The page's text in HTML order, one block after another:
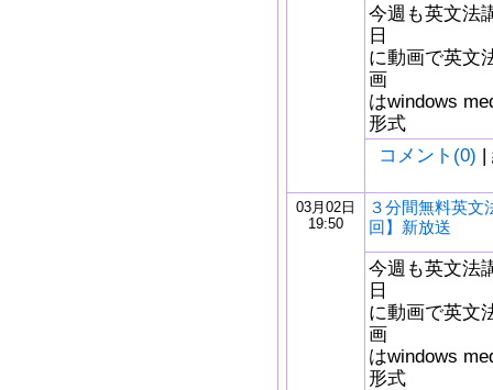
今週も英文法
日
に動画で英文
画
はwindows
形式
コメント(0) |
03月02日
19:50
３分間無料英文
回】新放送
今週も英文法
日
に動画で英文
画
はwindows
形式